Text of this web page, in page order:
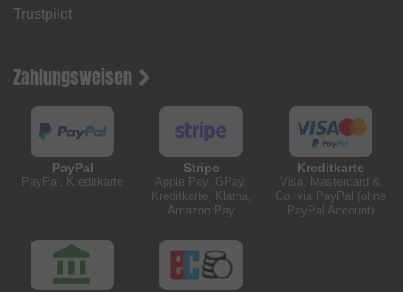
Trustpilot
Zahlungsweisen
PayPal
PayPal, Kreditkarte
Stripe
Apple Pay, GPay,
Kreditkarte, Klarna,
Amazon Pay
Kreditkarte
Visa, Mastercard &
Co. via PayPal (ohne
PayPal Account)